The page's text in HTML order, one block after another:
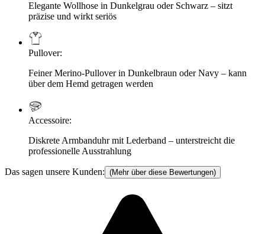
Elegante Wollhose in Dunkelgrau oder Schwarz – sitzt
präzise und wirkt seriös
Pullover:
Feiner Merino-Pullover in Dunkelbraun oder Navy – kann
über dem Hemd getragen werden
Accessoire:
Diskrete Armbanduhr mit Lederband – unterstreicht die
professionelle Ausstrahlung
Das sagen unsere Kunden: (Mehr über diese Bewertungen)